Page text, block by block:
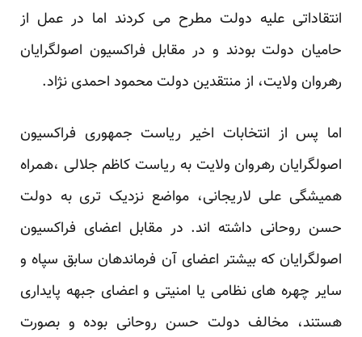
انتقاداتی علیه دولت مطرح می کردند اما در عمل از
حامیان دولت بودند و در مقابل فراکسیون اصولگرایان
رهروان ولایت، از منتقدین دولت محمود احمدی نژاد.
اما پس از انتخابات اخیر ریاست جمهوری فراکسیون
اصولگرایان رهروان ولایت به ریاست کاظم جلالی ،همراه
همیشگی علی لاریجانی، مواضع نزدیک تری به دولت
حسن روحانی داشته اند. در مقابل اعضای فراکسیون
اصولگرایان که بیشتر اعضای آن فرماندهان سابق سپاه و
سایر چهره های نظامی یا امنیتی و اعضای جبهه پایداری
هستند، مخالف دولت حسن روحانی بوده و بصورت